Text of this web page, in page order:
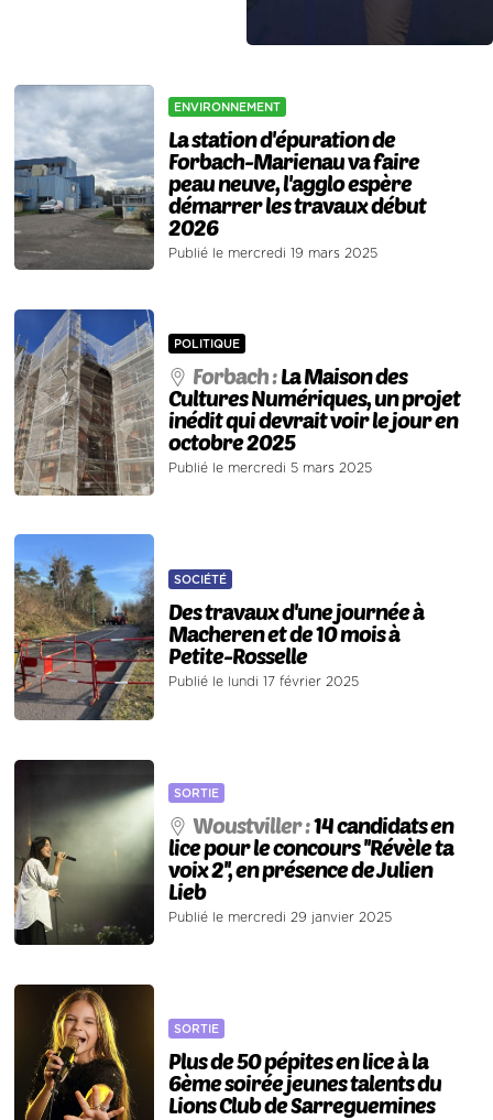
ENVIRONNEMENT
La station d'épuration de
Forbach-Marienau va faire
peau neuve, l'agglo espère
démarrer les travaux début
2026
Publié le mercredi 19 mars 2025
POLITIQUE
Forbach :La Maison des
Cultures Numériques, un projet
inédit qui devrait voir le jour en
octobre 2025
Publié le mercredi 5 mars 2025
SOCIÉTÉ
Des travaux d'une journée à
Macheren et de 10 mois à
Petite-Rosselle
Publié le lundi 17 février 2025
SORTIE
Woustviller :14 candidats en
lice pour le concours ''Révèle ta
voix 2'', en présence de Julien
Lieb
Publié le mercredi 29 janvier 2025
SORTIE
Plus de 50 pépites en lice à la
6ème soirée jeunes talents du
Lions Club de Sarreguemines